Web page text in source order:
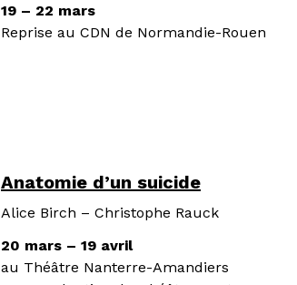
19 – 22 mars
Reprise au CDN de Normandie-Rouen
Anatomie d’un suicide
Alice Birch – Christophe Rauck
20 mars – 19 avril
au Théâtre Nanterre-Amandiers